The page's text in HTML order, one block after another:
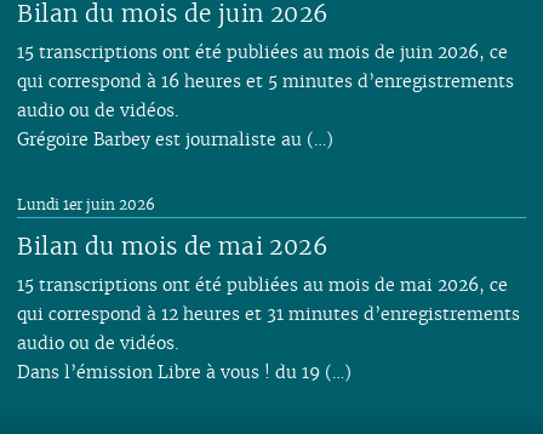
Bilan du mois de juin 2026
15 transcriptions ont été publiées au mois de juin 2026, ce
qui correspond à 16 heures et 5 minutes d’enregistrements
audio ou de vidéos.
Grégoire Barbey est journaliste au (…)
Bilan du mois de mai 2026
Lundi 1er juin 2026
15 transcriptions ont été publiées au mois de mai 2026, ce
qui correspond à 12 heures et 31 minutes d’enregistrements
audio ou de vidéos.
Dans l’émission Libre à vous ! du 19 (…)